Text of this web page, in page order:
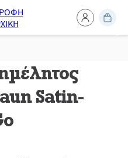
Satin-